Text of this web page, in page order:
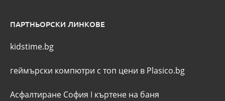
ПАРТНЬОРСКИ ЛИНКОВЕ
kidstime.bg
геймърски компютри с топ цени в Plasico.bg
Асфалтиране София I къртене на баня